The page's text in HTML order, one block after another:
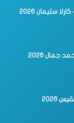
سليمان 2026
جمال 2026
2026